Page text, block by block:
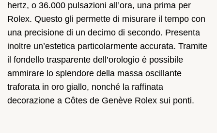
hertz, o 36.000 pulsazioni all’ora, una prima per
Rolex. Questo gli permette di misurare il tempo con
una precisione di un decimo di secondo. Presenta
inoltre un’estetica particolarmente accurata. Tramite
il fondello trasparente dell’orologio è possibile
ammirare lo splendore della massa oscillante
traforata in oro giallo, nonché la raffinata
decorazione a Côtes de Genève Rolex sui ponti.